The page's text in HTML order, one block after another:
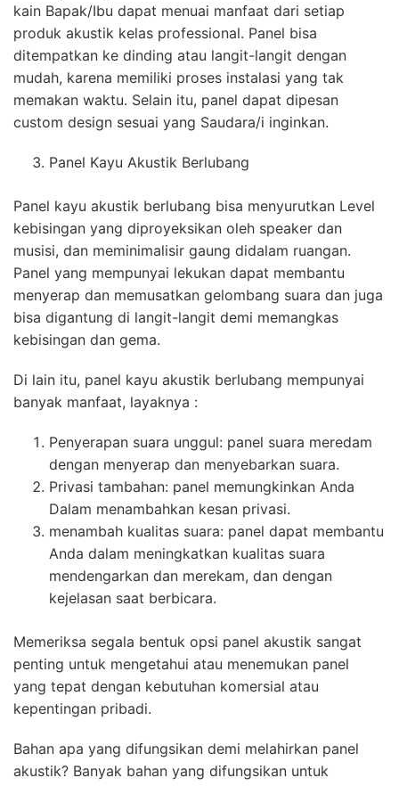
kain Bapak/Ibu dapat menuai manfaat dari setiap
produk akustik kelas professional. Panel bisa
ditempatkan ke dinding atau langit-langit dengan
mudah, karena memiliki proses instalasi yang tak
memakan waktu. Selain itu, panel dapat dipesan
custom design sesuai yang Saudara/i inginkan.
Panel Kayu Akustik Berlubang
Panel kayu akustik berlubang bisa menyurutkan Level
kebisingan yang diproyeksikan oleh speaker dan
musisi, dan meminimalisir gaung didalam ruangan.
Panel yang mempunyai lekukan dapat membantu
menyerap dan memusatkan gelombang suara dan juga
bisa digantung di langit-langit demi memangkas
kebisingan dan gema.
Di lain itu, panel kayu akustik berlubang mempunyai
banyak manfaat, layaknya :
Penyerapan suara unggul: panel suara meredam
dengan menyerap dan menyebarkan suara.
Privasi tambahan: panel memungkinkan Anda
Dalam menambahkan kesan privasi.
menambah kualitas suara: panel dapat membantu
Anda dalam meningkatkan kualitas suara
mendengarkan dan merekam, dan dengan
kejelasan saat berbicara.
Memeriksa segala bentuk opsi panel akustik sangat
penting untuk mengetahui atau menemukan panel
yang tepat dengan kebutuhan komersial atau
kepentingan pribadi.
Bahan apa yang difungsikan demi melahirkan panel
akustik? Banyak bahan yang difungsikan untuk